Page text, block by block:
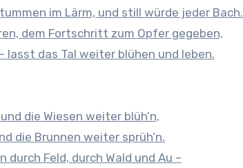
im Lärm, und still würde jeder Bach.
dem Fortschritt zum Opfer gegeben,
lasst das Tal weiter blühen und leben.
die Wiesen weiter blüh’n,
die Brunnen weiter sprüh’n.
durch Feld, durch Wald und Au –